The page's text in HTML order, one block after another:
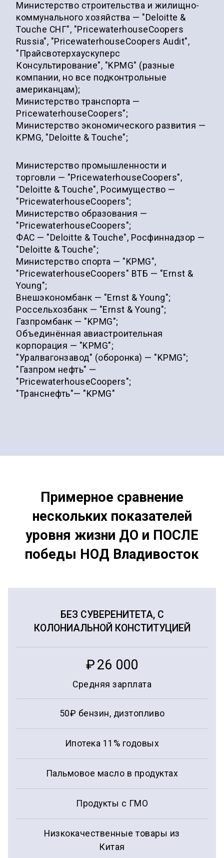
Министерство строительства и жилищно-
коммунального хозяйства — "Deloitte &
Touche СНГ", "PricewaterhouseCoopers
Russia", "PricewaterhouseCoopers Audit",
"Прайсвотерхаускуперс
Консультирование", "KPMG" (разные
компании, но все подконтрольные
американцам);
Министерство транспорта —
PricewaterhouseCoopers";
Министерство экономического развития —
KPMG, "Deloitte & Touche";
Министерство промышленности и
торговли — "PricewaterhouseCoopers",
"Deloitte & Touche", Росимущество —
"PricewaterhouseCoopers";
Министерство образования —
"PricewaterhouseCoopers";
ФАС — "Deloitte & Touche", Росфиннадзор —
"Deloitte & Touche";
Министерство спорта — "KPMG",
"PricewaterhouseCoopers" ВТБ — "Ernst &
Young";
Внешэкономбанк — "Ernst & Young";
Россельхозбанк — "Ernst & Young";
Газпромбанк — "KPMG";
Объединённая авиастроительная
корпорация — "KPMG";
"Уралвагонзавод" (оборонка) — "KPMG";
"Газпром нефть" —
"PricewaterhouseCoopers";
"Транснефть"— "KPMG"
Примерное сравнение
нескольких показателей
уровня жизни ДО и ПОСЛЕ
победы НОД Владивосток
БЕЗ СУВЕРЕНИТЕТА, С
КОЛОНИАЛЬНОЙ КОНСТИТУЦИЕЙ
₽26 000
Средняя зарплата
50₽ бензин, дизтопливо
Ипотека 11% годовых
Пальмовое масло в продуктах
Продукты с ГМО
Низкокачественные товары из
Китая